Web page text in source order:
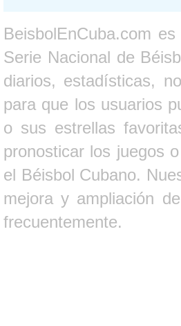
BeisbolEnCuba.com
Serie Nacional de
diarios, estadísticas,
para que los usuarios
o sus estrellas
pronosticar los juegos
el Béisbol Cubano.
mejora y ampliación
frecuentemente.